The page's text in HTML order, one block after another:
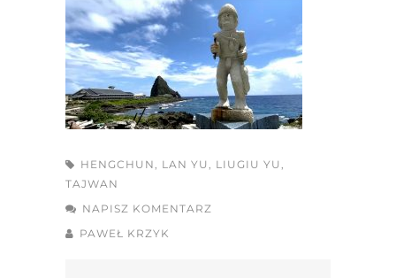
HENGCHUN, LAN YU, LIUGIU YU,
TAJWAN
NAPISZ KOMENTARZ
PAWEŁ KRZYK